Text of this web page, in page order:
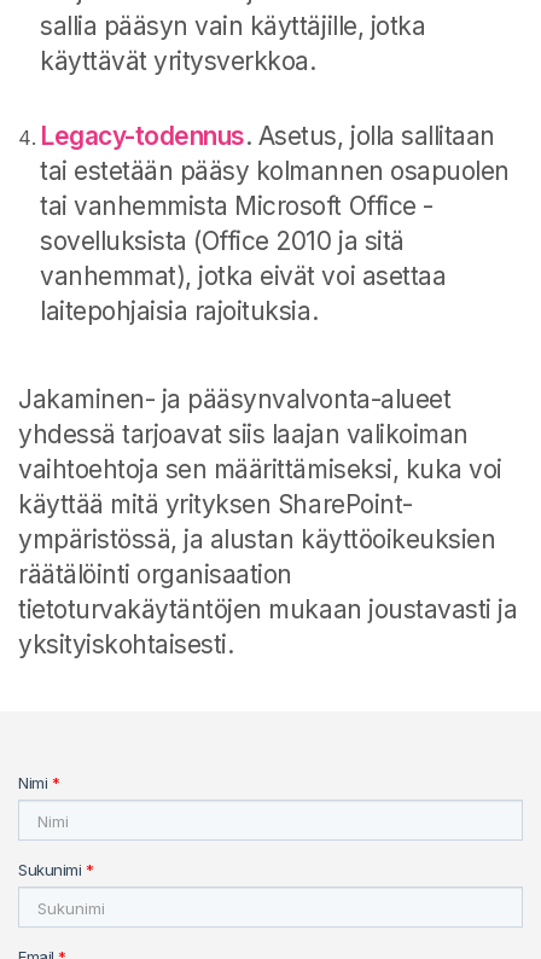
sallia pääsyn vain käyttäjille, jotka
käyttävät yritysverkkoa.
Legacy-todennus. Asetus, jolla sallitaan
tai estetään pääsy kolmannen osapuolen
tai vanhemmista Microsoft Office -
sovelluksista (Office 2010 ja sitä
vanhemmat), jotka eivät voi asettaa
laitepohjaisia rajoituksia.
Jakaminen- ja pääsynvalvonta-alueet
yhdessä tarjoavat siis laajan valikoiman
vaihtoehtoja sen määrittämiseksi, kuka voi
käyttää mitä yrityksen SharePoint-
ympäristössä, ja alustan käyttöoikeuksien
räätälöinti organisaation
tietoturvakäytäntöjen mukaan joustavasti ja
yksityiskohtaisesti.
Nimi *
Sukunimi *